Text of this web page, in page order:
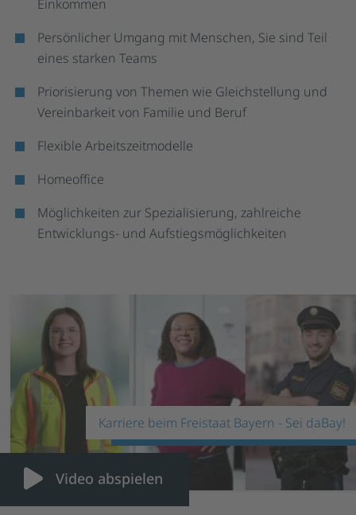
Einkommen
Persönlicher Umgang mit Menschen, Sie sind Teil
eines starken Teams
Priorisierung von Themen wie Gleichstellung und
Vereinbarkeit von Familie und Beruf
Flexible Arbeitszeitmodelle
Homeoffice
Möglichkeiten zur Spezialisierung, zahlreiche
Entwicklungs- und Aufstiegsmöglichkeiten
Karriere beim Freistaat Bayern - Sei daBay!
Video abspielen